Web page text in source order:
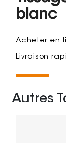
blanc
Acheter en
Livraison
Autres